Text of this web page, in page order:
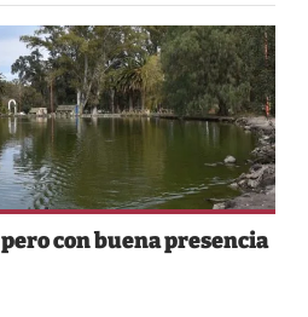
con buena presencia